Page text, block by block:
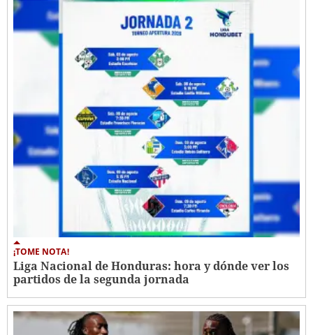
¡TOME NOTA!
Liga Nacional de Honduras: hora y dónde ver los
partidos de la segunda jornada